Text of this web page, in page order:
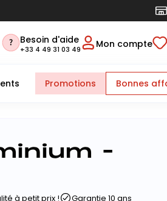
Besoin d'aide
+33 4 49 31 03 49 Mon compte
Promotions Bonnes
-
à petit prix ! Garantie 10 ans